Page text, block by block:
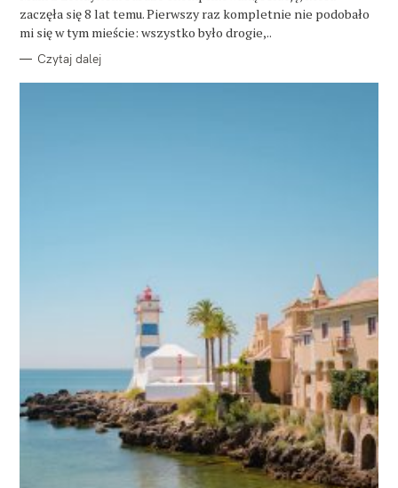
R
Izaczęła się 8 lat temu. Pierwszy raz kompletnie nie podobało
mi się w tym mieście: wszystko było drogie,..
Czytaj dalej